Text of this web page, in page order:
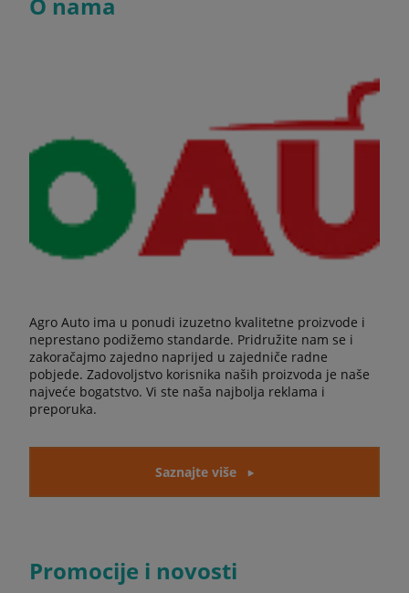
Agro Auto ima u ponudi izuzetno kvalitetne proizvode i
neprestano podižemo standarde. Pridružite nam se i
zakoračajmo zajedno naprijed u zajedniče radne
pobjede. Zadovoljstvo korisnika naših proizvoda je naše
najveće bogatstvo. Vi ste naša najbolja reklama i
preporuka.
Saznajte više
Promocije i novosti